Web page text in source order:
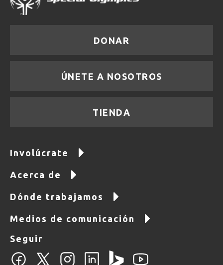
DONAR
ÚNETE A NOSOTROS
TIENDA
Involúcrate
Acerca de
Dónde trabajamos
Medios de comunicación
Seguir